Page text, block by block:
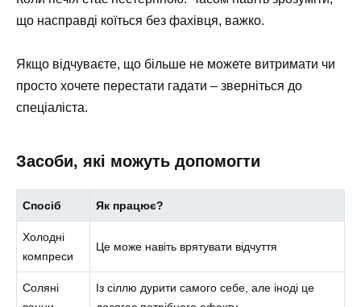
що насправді коїться без фахівця, важко.
Якщо відчуваєте, що більше не можете витримати чи
просто хочете перестати гадати – зверніться до
спеціаліста.
Засоби, які можуть допомогти
Спосіб Як працює?
Холодні
компреси
Це може навіть врятувати відчуття
Соляні
Із сіллю дурити самого себе, але іноді це